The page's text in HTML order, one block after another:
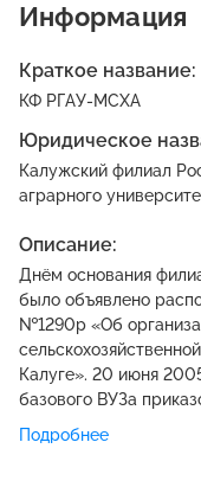
Информация
Краткое название:
КФ РГАУ-МСХА
Юридическое
Калужский филиал
аграрного
Описание:
Днём основания
было объявлено
№1290р «Об
Калуге». 20 июня
базового ВУЗа
сельскому хозяйству
Федерального
Подробнее